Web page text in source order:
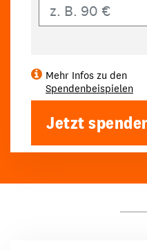
Mehr Infos zu den
Spendenbeispielen
Jetzt